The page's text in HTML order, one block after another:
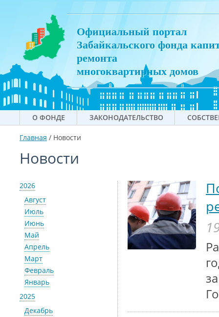
Официальный портал
Забайкальского фонда
ремонта
многоквартирных домов
О ФОНДЕ ЗАКОНОДАТЕЛЬСТВО
Главная / Новости
Новости
2026
Август
Июль
Июнь
Май
Апрель
Март
Февраль
Январь
2025
Декабрь